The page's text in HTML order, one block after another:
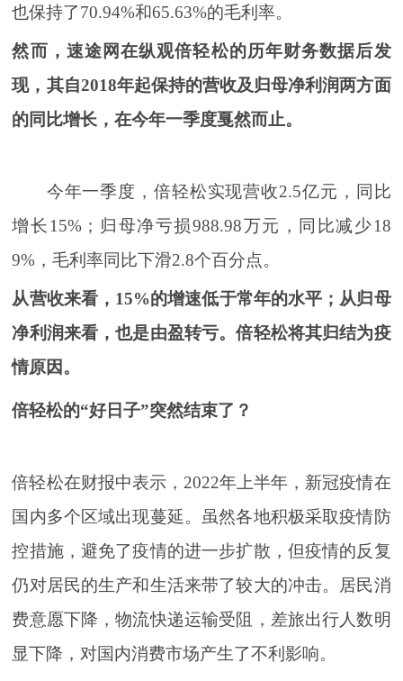
也保持了70.94%和65.63%的毛利率。
然而，速途网在纵观倍轻松的历年财务数据后发
现，其自2018年起保持的营收及归母净利润两方面
的同比增长，在今年一季度戛然而止。
今年一季度，倍轻松实现营收2.5亿元，同比
增长15%；归母净亏损988.98万元，同比减少18
9%，毛利率同比下滑2.8个百分点。
从营收来看，15%的增速低于常年的水平；从归母
净利润来看，也是由盈转亏。倍轻松将其归结为疫
情原因。
倍轻松的“好日子”突然结束了？
倍轻松在财报中表示，2022年上半年，新冠疫情在
国内多个区域出现蔓延。虽然各地积极采取疫情防
控措施，避免了疫情的进一步扩散，但疫情的反复
仍对居民的生产和生活来带了较大的冲击。居民消
费意愿下降，物流快递运输受阻，差旅出行人数明
显下降，对国内消费市场产生了不利影响。